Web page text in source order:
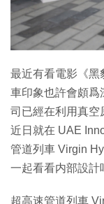
最近有看電影《黑
車印象也許會頗爲
司已經在利用真空
近日就在 UAE
管道列車 Virgin
一起看看内部設計
超高速管道列車